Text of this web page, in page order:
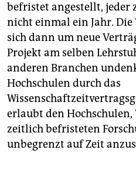
befristet angestellt, jeder
nicht einmal ein Jahr. Die
sich dann um neue
Projekt am selben
anderen Branchen
Hochschulen durch das
erlaubt den
zeitlich befristeten
unbegrenzt auf Zeit